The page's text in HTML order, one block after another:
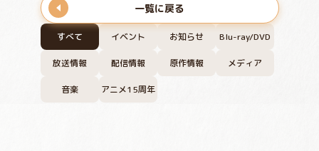
すべて イベント お知らせ Blu-ray/DVD
放送情報 配信情報 原作情報 メディア
音楽 アニメ15周年
一覧に戻る